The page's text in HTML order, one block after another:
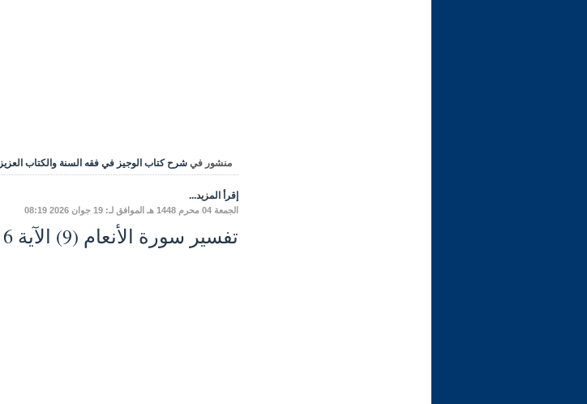
منشور في شرح كتاب الوجيز في فقه السنة والكتاب العزيز
إقرأ المزيد...
الجمعة 04 محرم 1448 هـ الموافق لـ: 19 جوان 2026 08:19
تفسير سورة الأنعام (9) الآية 6